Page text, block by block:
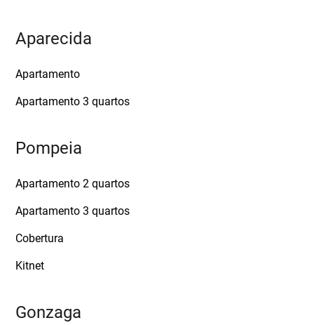
Aparecida
Apartamento
Apartamento 3 quartos
Pompeia
Apartamento 2 quartos
Apartamento 3 quartos
Cobertura
Kitnet
Gonzaga